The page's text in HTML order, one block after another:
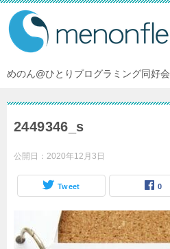
めのん@ひとりプログラミング同好会
2449346_s
公開日： 2020年12月3日
Tweet 0